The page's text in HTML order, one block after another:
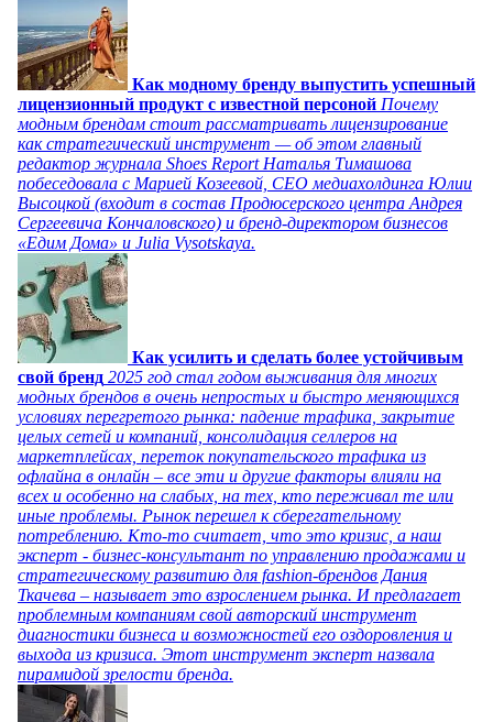
Как модному бренду выпустить успешный
лицензионный продукт с известной персоной Почему
модным брендам стоит рассматривать лицензирование
как стратегический инструмент — об этом главный
редактор журнала Shoes Report Наталья Тимашова
побеседовала с Марией Козеевой, СЕО медиахолдинга Юлии
Высоцкой (входит в состав Продюсерского центра Андрея
Сергеевича Кончаловского) и бренд-директором бизнесов
«Едим Дома» и Julia Vysotskaya.
Как усилить и сделать более устойчивым
свой бренд 2025 год стал годом выживания для многих
модных брендов в очень непростых и быстро меняющихся
условиях перегретого рынка: падение трафика, закрытие
целых сетей и компаний, консолидация селлеров на
маркетплейсах, переток покупательского трафика из
офлайна в онлайн – все эти и другие факторы влияли на
всех и особенно на слабых, на тех, кто переживал те или
иные проблемы. Рынок перешел к сберегательному
потреблению. Кто-то считает, что это кризис, а наш
эксперт - бизнес-консультант по управлению продажами и
стратегическому развитию для fashion-брендов Дания
Ткачева – называет это взрослением рынка. И предлагает
проблемным компаниям свой авторский инструмент
диагностики бизнеса и возможностей его оздоровления и
выхода из кризиса. Этот инструмент эксперт назвала
пирамидой зрелости бренда.